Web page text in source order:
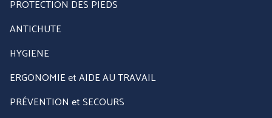
PROTECTION DES PIEDS
ANTICHUTE
HYGIENE
ERGONOMIE et AIDE AU TRAVAIL
PRÉVENTION et SECOURS